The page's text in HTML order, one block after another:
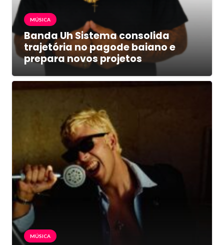
MÚSICA
Banda Uh Sistema consolida
trajetória no pagode baiano e
prepara novos projetos
MÚSICA